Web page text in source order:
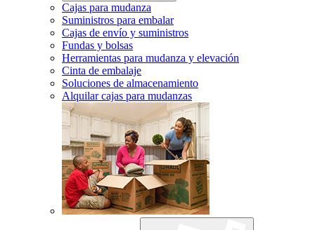
Cajas para mudanza
Suministros para embalar
Cajas de envío y suministros
Fundas y bolsas
Herramientas para mudanza y elevación
Cinta de embalaje
Soluciones de almacenamiento
Alquilar cajas para mudanzas